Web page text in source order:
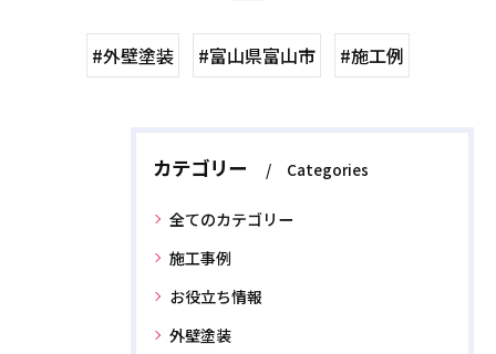
#外壁塗装 #富山県富山市 #施工例
カテゴリー Categories
全てのカテゴリー
施工事例
お役立ち情報
外壁塗装